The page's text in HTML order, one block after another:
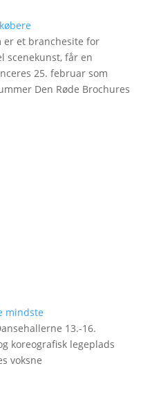
er et branchesite for
scenekunst, får en
25. februar som
Den Røde Brochures
mindste
13.-16.
koreografisk legeplads
voksne